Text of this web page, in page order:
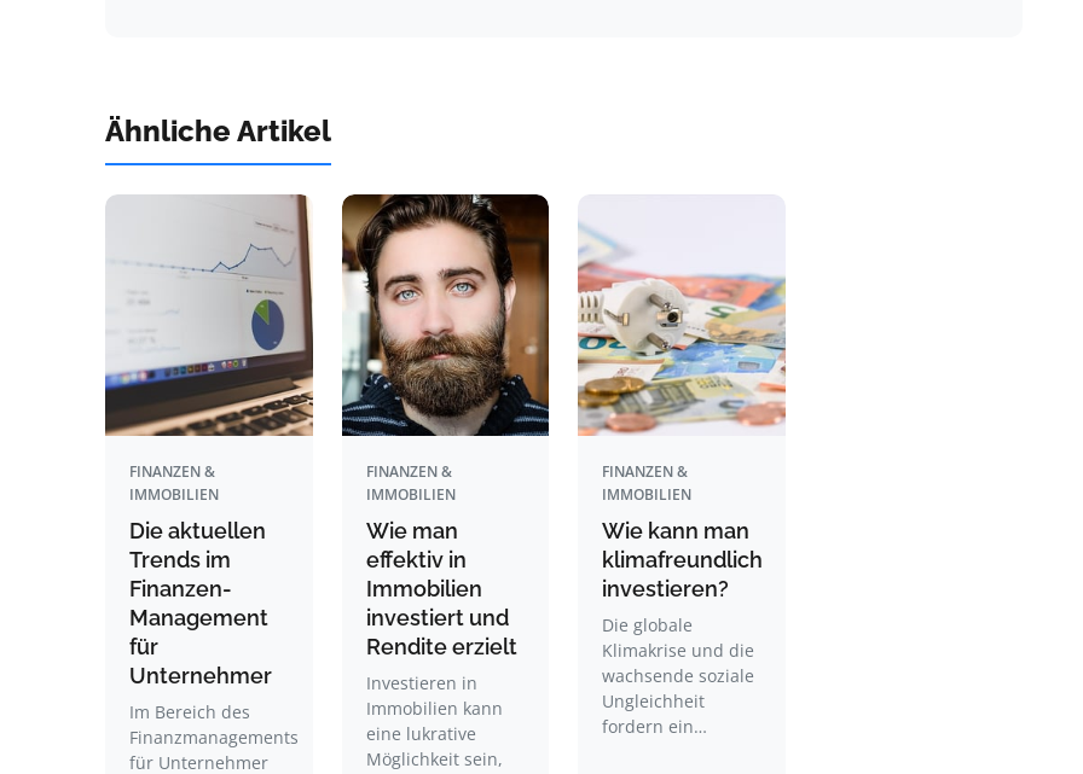
Ähnliche Artikel
FINANZEN &
IMMOBILIEN
Die aktuellen
Trends im
Finanzen-
Management
für
Unternehmer
Im Bereich des
Finanzmanagements
für Unternehmer
FINANZEN &
IMMOBILIEN
Wie man
effektiv in
Immobilien
investiert und
Rendite erzielt
Investieren in
Immobilien kann
eine lukrative
Möglichkeit sein,
FINANZEN &
IMMOBILIEN
Wie kann man
klimafreundlich
investieren?
Die globale
Klimakrise und die
wachsende soziale
Ungleichheit
fordern ein…